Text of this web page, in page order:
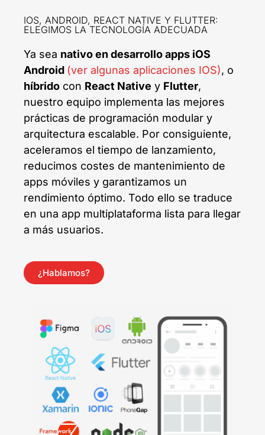
IOS, ANDROID, REACT NATIVE Y FLUTTER:
ELEGIMOS LA TECNOLOGÍA ADECUADA
Ya sea nativo en desarrollo apps iOS
Android (ver algunas aplicaciones IOS), o
híbrido con React Native y Flutter,
nuestro equipo implementa las mejores
prácticas de programación modular y
arquitectura escalable. Por consiguiente,
aceleramos el tiempo de lanzamiento,
reducimos costes de mantenimiento de
apps móviles y garantizamos un
rendimiento óptimo. Todo ello se traduce
en una app multiplataforma lista para llegar
a más usuarios.
¿Hablamos?